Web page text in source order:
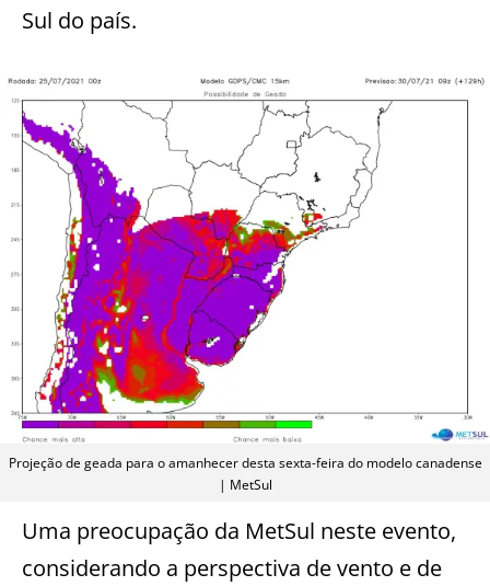
Sul do país.
Projeção de geada para o amanhecer desta sexta-feira do modelo canadense
| MetSul
Uma preocupação da MetSul neste evento,
considerando a perspectiva de vento e de